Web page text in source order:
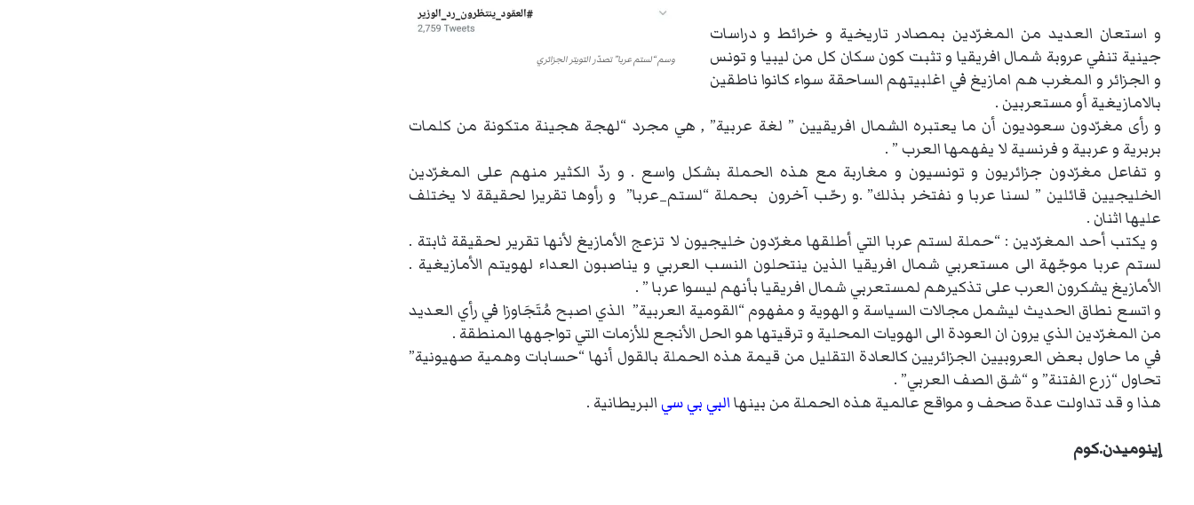
وسم “لستم عربا” تصدّر التويتر الجزائري
و استعان العديد من المغرّدين بمصادر تاريخية و خرائط و دراسات
جينية تنفي عروبة شمال افريقيا و تثبت كون سكان كل من ليبيا و تونس
و الجزائر و المغرب هم امازيغ في اغلبيتهم الساحقة سواء كانوا ناطقين
بالامازيغية أو مستعربين .
و رأى مغرّدون سعوديون أن ما يعتبره الشمال افريقيين ” لغة عربية” , هي مجرد “لهجة هجينة متكونة من كلمات
بربرية و عربية و فرنسية لا يفهمها العرب ” .
و تفاعل مغرّدون جزائريون و تونسيون و مغاربة مع هذه الحملة بشكل واسع . و ردّ الكثير منهم على المغرّدين
الخليجيين قائلين ” لسنا عربا و نفتخر بذلك” .و رحّب آخرون بحملة “لستم_عربا” و رأوها تقريرا لحقيقة لا يختلف
عليها اثنان .
و يكتب أحد المغرّدين : “حملة لستم عربا التي أطلقها مغرّدون خليجيون لا تزعج الأمازيغ لأنها تقرير لحقيقة ثابتة .
لستم عربا موجّهة الى مستعربي شمال افريقيا الذين ينتحلون النسب العربي و يناصبون العداء لهويتم الأمازيغية .
الأمازيغ يشكرون العرب على تذكيرهم لمستعربي شمال افريقيا بأنهم ليسوا عربا ” .
و اتسع نطاق الحديث ليشمل مجالات السياسة و الهوية و مفهوم “القومية العربية” الذي اصبح مُتَجَاوزا في رأي العديد
من المغرّدين الذي يرون ان العودة الى الهويات المحلية و ترقيتها هو الحل الأنجع للأزمات التي تواجهها المنطقة .
في ما حاول بعض العروبيين الجزائريين كالعادة التقليل من قيمة هذه الحملة بالقول أنها “حسابات وهمية صهيونية”
تحاول “زرع الفتنة” و “شق الصف العربي” .
هذا و قد تداولت عدة صحف و مواقع عالمية هذه الحملة من بينهاالبي بي سي البريطانية .
إينوميدن.كوم